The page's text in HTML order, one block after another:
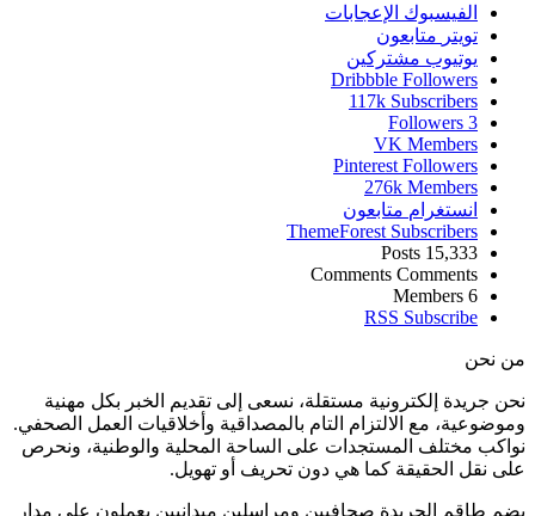
الفيسبوك الإعجابات
تويتر متابعون
يوتيوب مشتركين
Dribbble Followers
117k Subscribers
3
Followers
VK Members
Pinterest Followers
276k Members
انستغرام متابعون
ThemeForest Subscribers
15,333
Posts
Comments Comments
6
Members
RSS Subscribe
من نحن
نحن جريدة إلكترونية مستقلة، نسعى إلى تقديم الخبر بكل مهنية
وموضوعية، مع الالتزام التام بالمصداقية وأخلاقيات العمل الصحفي.
نواكب مختلف المستجدات على الساحة المحلية والوطنية، ونحرص
على نقل الحقيقة كما هي دون تحريف أو تهويل.
يضم طاقم الجريدة صحافيين ومراسلين ميدانيين يعملون على مدار